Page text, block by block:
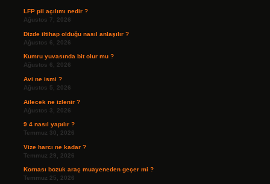
LFP pil açılımı nedir ?
Ağustos 7, 2026
Dizde iltihap olduğu nasıl anlaşılır ?
Ağustos 6, 2026
Kumru yuvasında bit olur mu ?
Ağustos 6, 2026
Avi ne ismi ?
Ağustos 5, 2026
Ailecek ne izlenir ?
Ağustos 3, 2026
9 4 nasıl yapılır ?
Temmuz 30, 2026
Vize harcı ne kadar ?
Temmuz 29, 2026
Kornası bozuk araç muayeneden geçer mi ?
Temmuz 25, 2026